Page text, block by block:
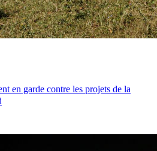
en garde contre les projets de la